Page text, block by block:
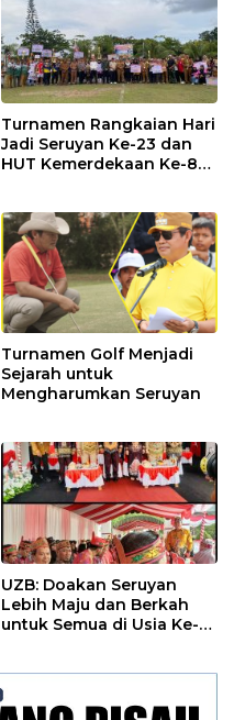
Turnamen Rangkaian Hari
Jadi Seruyan Ke-23 dan
HUT Kemerdekaan Ke-80
Turnamen Golf Menjadi
Sejarah untuk
Mengharumkan Seruyan
UZB: Doakan Seruyan
Lebih Maju dan Berkah
untuk Semua di Usia Ke-